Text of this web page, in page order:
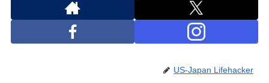
US-Japan Lifehacker